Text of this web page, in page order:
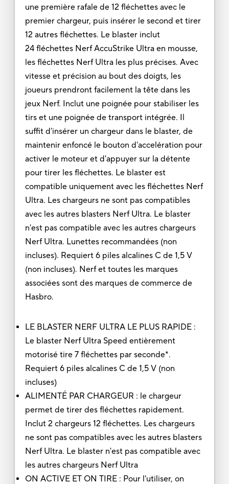
une première rafale de 12 fléchettes avec le
premier chargeur, puis insérer le second et tirer
12 autres fléchettes. Le blaster inclut
24 fléchettes Nerf AccuStrike Ultra en mousse,
les fléchettes Nerf Ultra les plus précises. Avec
vitesse et précision au bout des doigts, les
joueurs prendront facilement la tête dans les
jeux Nerf. Inclut une poignée pour stabiliser les
tirs et une poignée de transport intégrée. Il
suffit d'insérer un chargeur dans le blaster, de
maintenir enfoncé le bouton d'accelération pour
activer le moteur et d'appuyer sur la détente
pour tirer les fléchettes. Le blaster est
compatible uniquement avec les fléchettes Nerf
Ultra. Les chargeurs ne sont pas compatibles
avec les autres blasters Nerf Ultra. Le blaster
n'est pas compatible avec les autres chargeurs
Nerf Ultra. Lunettes recommandées (non
incluses). Requiert 6 piles alcalines C de 1,5 V
(non incluses). Nerf et toutes les marques
associées sont des marques de commerce de
Hasbro.
LE BLASTER NERF ULTRA LE PLUS RAPIDE :
Le blaster Nerf Ultra Speed entièrement
motorisé tire 7 fléchettes par seconde*.
Requiert 6 piles alcalines C de 1,5 V (non
incluses)
ALIMENTÉ PAR CHARGEUR : le chargeur
permet de tirer des fléchettes rapidement.
Inclut 2 chargeurs 12 fléchettes. Les chargeurs
ne sont pas compatibles avec les autres blasters
Nerf Ultra. Le blaster n'est pas compatible avec
les autres chargeurs Nerf Ultra
ON ACTIVE ET ON TIRE : Pour l'utiliser, on